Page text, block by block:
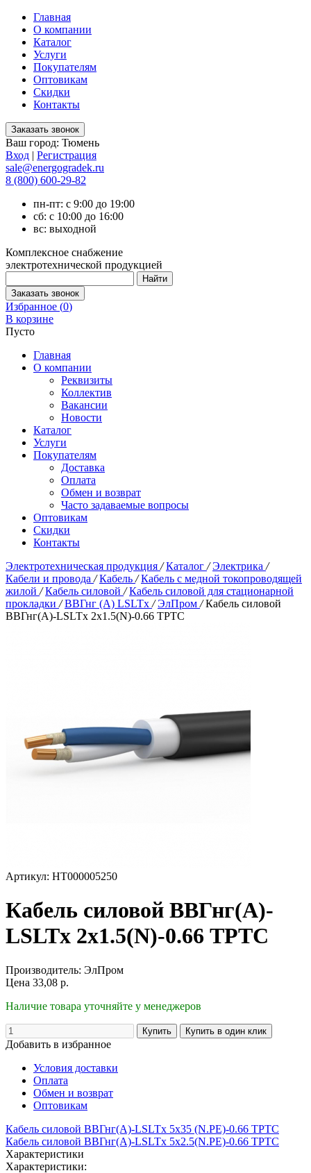
Главная
О компании
Каталог
Услуги
Покупателям
Оптовикам
Скидки
Контакты
Ваш город: Тюмень
Вход | Регистрация
sale@energogradek.ru
8 (800) 600-29-82
пн-пт: с 9:00 до 19:00
сб: с 10:00 до 16:00
вс: выходной
Комплексное снабжение
электротехнической продукцией
Избранное (0)
В корзине
Пусто
Главная
О компании
Реквизиты
Коллектив
Вакансии
Новости
Каталог
Услуги
Покупателям
Доставка
Оплата
Обмен и возврат
Часто задаваемые вопросы
Оптовикам
Скидки
Контакты
Электротехническая продукция / Каталог / Электрика /
Кабели и провода / Кабель / Кабель с медной токопроводящей
жилой / Кабель силовой / Кабель силовой для стационарной
прокладки / ВВГнг (А) LSLTx / ЭлПром / Кабель силовой
ВВГнг(А)-LSLTx 2х1.5(N)-0.66 ТРТС
Артикул: НТ000005250
Кабель силовой ВВГнг(А)-
LSLTx 2х1.5(N)-0.66 ТРТС
Производитель: ЭлПром
Цена 33,08 р.
Наличие товара уточняйте у менеджеров
Добавить в избранное
Условия доставки
Оплата
Обмен и возврат
Оптовикам
Кабель силовой ВВГнг(А)-LSLTx 5х35 (N.PE)-0.66 ТРТС
Кабель силовой ВВГнг(А)-LSLTx 5х2.5(N.PE)-0.66 ТРТС
Характеристики
Характеристики: